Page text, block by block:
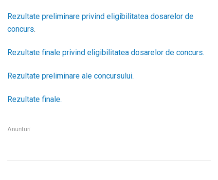
Rezultate preliminare privind eligibilitatea dosarelor de
concurs.
Rezultate finale privind eligibilitatea dosarelor de concurs.
Rezultate preliminare ale concursului.
Rezultate finale.
Anunturi